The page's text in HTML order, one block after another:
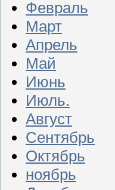
Февраль
Март
Апрель
Май
Июнь
Июль.
Август
Сентябрь
Октябрь
ноябрь